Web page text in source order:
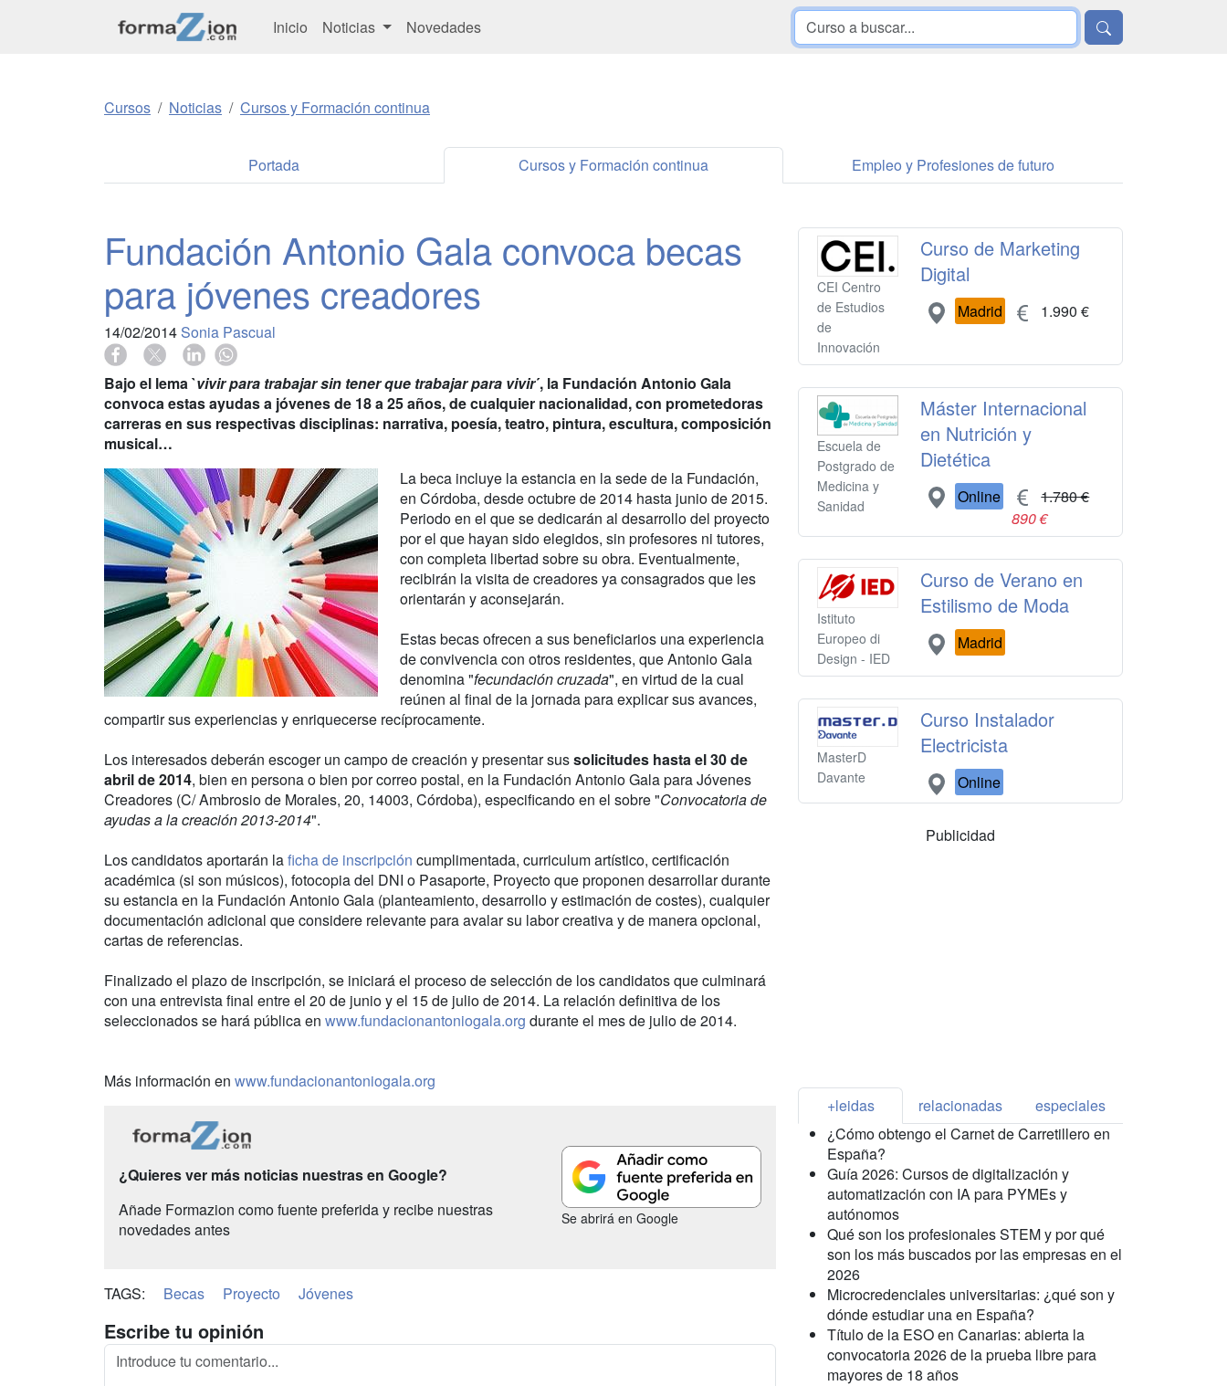
Inicio Noticias Novedades
Cursos Noticias Cursos y Formación continua
Portada Cursos y Formación continua Empleo y Profesiones de futuro
Fundación Antonio Gala convoca becas
para jóvenes creadores
14/02/2014 Sonia Pascual
Bajo el lema `vivir para trabajar sin tener que trabajar para vivir´, la Fundación Antonio Gala
convoca estas ayudas a jóvenes de 18 a 25 años, de cualquier nacionalidad, con prometedoras
carreras en sus respectivas disciplinas: narrativa, poesía, teatro, pintura, escultura, composición
musical…
La beca incluye la estancia en la sede de la Fundación,
en Córdoba, desde octubre de 2014 hasta junio de 2015.
Periodo en el que se dedicarán al desarrollo del proyecto
por el que hayan sido elegidos, sin profesores ni tutores,
con completa libertad sobre su obra. Eventualmente,
recibirán la visita de creadores ya consagrados que les
orientarán y aconsejarán.
Estas becas ofrecen a sus beneficiarios una experiencia
de convivencia con otros residentes, que Antonio Gala
denomina "fecundación cruzada", en virtud de la cual
reúnen al final de la jornada para explicar sus avances,
compartir sus experiencias y enriquecerse recíprocamente.
Los interesados deberán escoger un campo de creación y presentar sussolicitudes hasta el 30 de
abril de 2014, bien en persona o bien por correo postal, en la Fundación Antonio Gala para Jóvenes
Creadores (C/ Ambrosio de Morales, 20, 14003, Córdoba), especificando en el sobre "Convocatoria de
ayudas a la creación 2013-2014".
Los candidatos aportarán laficha de inscripción cumplimentada, curriculum artístico, certificación
académica (si son músicos), fotocopia del DNI o Pasaporte, Proyecto que proponen desarrollar durante
su estancia en la Fundación Antonio Gala (planteamiento, desarrollo y estimación de costes), cualquier
documentación adicional que considere relevante para avalar su labor creativa y de manera opcional,
cartas de referencias.
Finalizado el plazo de inscripción, se iniciará el proceso de selección de los candidatos que culminará
con una entrevista final entre el 20 de junio y el 15 de julio de 2014. La relación definitiva de los
seleccionados se hará pública en www.fundacionantoniogala.org durante el mes de julio de 2014.
Más información en www.fundacionantoniogala.org
¿Quieres ver más noticias nuestras en Google?
Añade Formazion como fuente preferida y recibe nuestras
novedades antes
Se abrirá en Google
TAGS: Becas Proyecto Jóvenes
Escribe tu opinión
CEI Centro
de Estudios
de
Innovación
Curso de Marketing
Digital
Madrid 1.990 €
Escuela de
Postgrado de
Medicina y
Sanidad
Máster Internacional
en Nutrición y
Dietética
Online
1.780 €
890 €
Istituto
Europeo di
Design - IED
Curso de Verano en
Estilismo de Moda
Madrid
MasterD
Davante
Curso Instalador
Electricista
Online
Publicidad
+leidas relacionadas
especiales
¿Cómo obtengo el Carnet de Carretillero en
España?
Guía 2026: Cursos de digitalización y
automatización con IA para PYMEs y
autónomos
Qué son los profesionales STEM y por qué
son los más buscados por las empresas en el
2026
Microcredenciales universitarias: ¿qué son y
dónde estudiar una en España?
Título de la ESO en Canarias: abierta la
convocatoria 2026 de la prueba libre para
mayores de 18 años